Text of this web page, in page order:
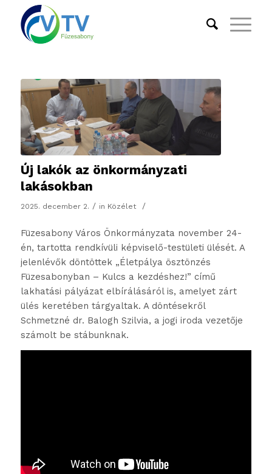
Új lakók az önkormányzati
lakásokban
2025. december 2. / in Közélet /
Füzesabony Város Önkormányzata november 24-
én, tartotta rendkívüli képviselő-testületi ülését. A
jelenlévők döntöttek „Életpálya ösztönzés
Füzesabonyban – Kulcs a kezdéshez!” című
lakhatási pályázat elbírálásáról is, amelyet zárt
ülés keretében tárgyaltak. A döntésekről
Schmetzné dr. Balogh Szilvia, a jogi iroda vezetője
számolt be stábunknak.